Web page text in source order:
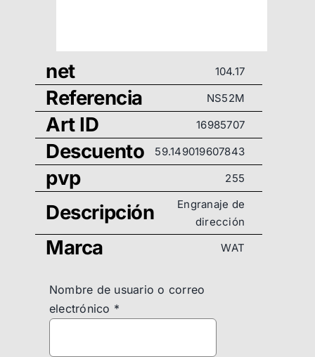
net 104.17
Referencia NS52M
Art ID 16985707
Descuento 59.149019607843
pvp 255
Descripción
Engranaje de
dirección
Marca WAT
Nombre de usuario o correo
electrónico *